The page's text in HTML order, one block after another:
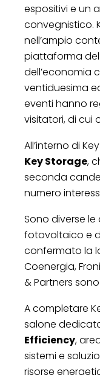
espositivi e un
convegnistico.
nell’ampio
piattaforma
dell’economia
ventiduesima
eventi hanno
visitatori, di cui
All’interno di
Key Storage,
seconda
numero
Sono diverse
fotovoltaico e
confermato la
Coenergia,
& Partners
A completare
salone
Efficiency,
sistemi e
risorse